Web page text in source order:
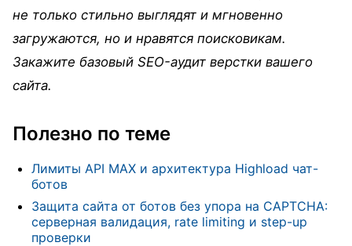
не только стильно выглядят и мгновенно
загружаются, но и нравятся поисковикам.
Закажите базовый SEO-аудит верстки вашего
сайта.
Полезно по теме
Лимиты API MAX и архитектура Highload чат-
ботов
Защита сайта от ботов без упора на CAPTCHA:
серверная валидация, rate limiting и step-up
проверки